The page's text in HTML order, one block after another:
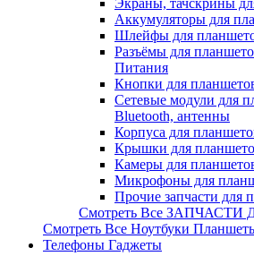
Экраны, тачскрины
Аккумуляторы для
Шлейфы для
Разъёмы для
Питания
Кнопки для
Сетевые модули для
Bluetooth, антенны
Корпуса для
Крышки для
Камеры для
Микрофоны для
Прочие запчасти для
Смотреть Все
Смотреть Все Ноутбуки
Телефоны Гаджеты